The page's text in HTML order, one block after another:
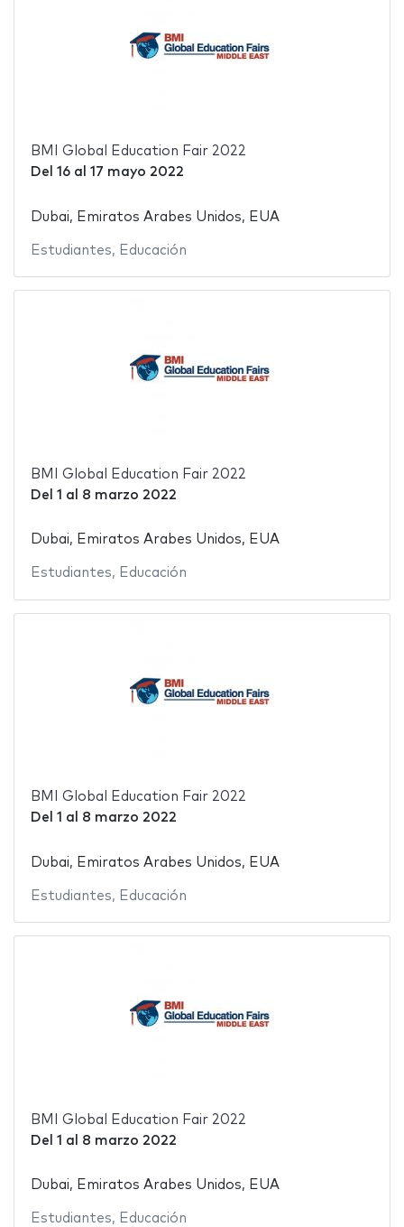
BMI Global Education Fair 2022
Del 16al 17 mayo 2022
Dubai, Emiratos Arabes Unidos, EUA
Estudiantes, Educación
BMI Global Education Fair 2022
Del 1 al 8 marzo 2022
Dubai, Emiratos Arabes Unidos, EUA
Estudiantes, Educación
BMI Global Education Fair 2022
Del 1 al 8 marzo 2022
Dubai, Emiratos Arabes Unidos, EUA
Estudiantes, Educación
BMI Global Education Fair 2022
Del 1 al 8 marzo 2022
Dubai, Emiratos Arabes Unidos, EUA
Estudiantes, Educación